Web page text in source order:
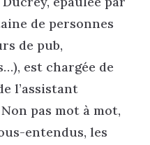
de personnes
de pub,
est chargée de
l’assistant
pas mot à mot,
entendus, les